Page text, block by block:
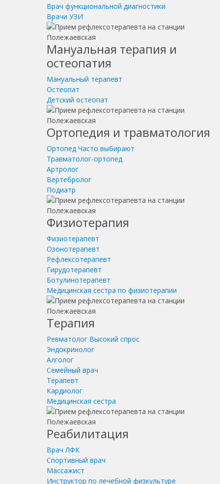
Врач функциональной диагностики
Врачи УЗИ
Мануальная терапия и
остеопатия
Мануальный терапевт
Остеопат
Детский остеопат
Ортопедия и травматология
Ортопед Часто выбирают
Травматолог-ортопед
Артролог
Вертебролог
Подиатр
Физиотерапия
Физиотерапевт
Озонотерапевт
Рефлексотерапевт
Гирудотерапевт
Ботулинотерапевт
Медицинская сестра по физиотерапии
Терапия
Ревматолог Высокий спрос
Эндокринолог
Алголог
Семейный врач
Терапевт
Кардиолог
Медицинская сестра
Реабилитация
Врач ЛФК
Спортивный врач
Массажист
Инструктор по лечебной физкультуре